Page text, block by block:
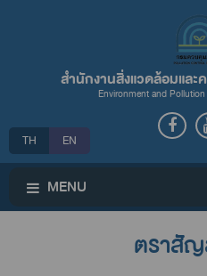
สำนักงานสิ่งแวดล้อมแล
Environment and
TH EN
MENU
ตราสั